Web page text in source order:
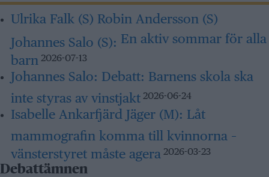
Ulrika Falk (S) Robin Andersson (S)
Johannes Salo (S): En aktiv sommar för alla
barn 2026-07-13
Johannes Salo: Debatt: Barnens skola ska
inte styras av vinstjakt 2026-06-24
Isabelle Ankarfjärd Jäger (M): Låt
mammografin komma till kvinnorna –
vänsterstyret måste agera 2026-03-23
Debattämnen